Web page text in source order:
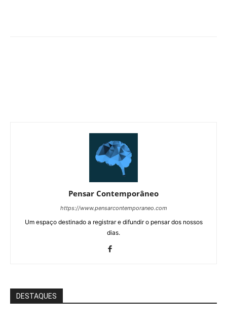
Pensar Contemporâneo
https://www.pensarcontemporaneo.com
Um espaço destinado a registrar e difundir o pensar dos nossos
dias.
DESTAQUES